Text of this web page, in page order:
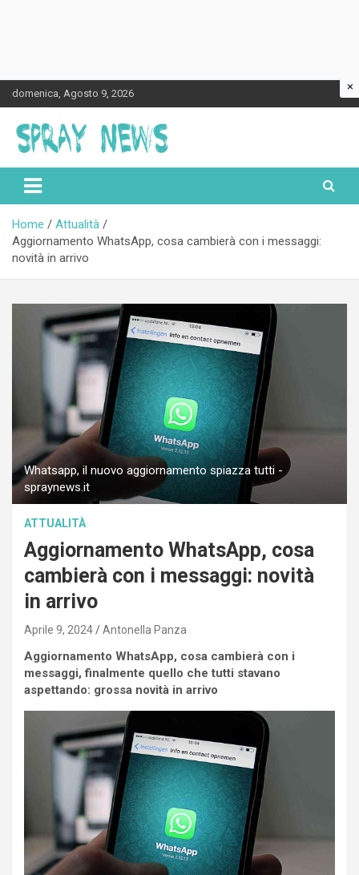
Skip
to
content
domenica, Agosto 9, 2026
Spraynews.it
Home
Attualità
Aggiornamento WhatsApp, cosa cambierà con i messaggi:
novità in arrivo
Whatsapp, il nuovo aggiornamento spiazza tutti -
spraynews.it
ATTUALITÀ
Aggiornamento WhatsApp, cosa
cambierà con i messaggi: novità
in arrivo
Aprile 9, 2024 Antonella Panza
Aggiornamento WhatsApp, cosa cambierà con i
messaggi, finalmente quello che tutti stavano
aspettando: grossa novità in arrivo
×